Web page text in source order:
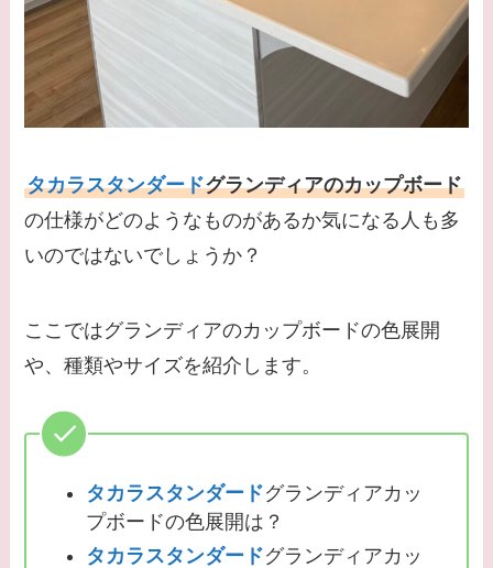
タカラスタンダードグランディアのカップボード
の仕様がどのようなものがあるか気になる人も多
いのではないでしょうか？
ここではグランディアのカップボードの色展開
や、種類やサイズを紹介します。
タカラスタンダードグランディアカッ
プボードの色展開は？
タカラスタンダードグランディアカッ